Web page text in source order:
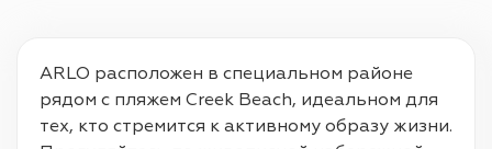
ARLO расположен в специальном районе
рядом с пляжем Creek Beach, идеальном для
тех, кто стремится к активному образу жизни.